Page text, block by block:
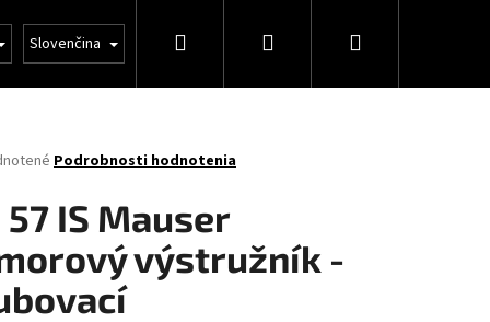
Veľkoobchod
Slovenčina Hľadať PrihlásenieNákupný
Podrobnosti hodnotenia
57 IS Mauser
výstružník -